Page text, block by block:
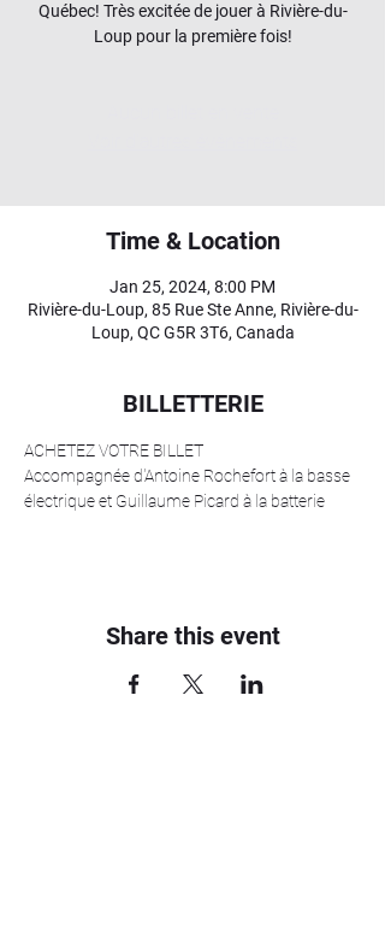
Québec! Très excitée de jouer à Rivière-du-
Loup pour la première fois!
Time & Location
Jan 25, 2024, 8:00 PM
Rivière-du-Loup, 85 Rue Ste Anne, Rivière-du-
Loup, QC G5R 3T6, Canada
BILLETTERIE
ACHETEZ VOTRE BILLET
Accompagnée d'Antoine Rochefort à la basse
électrique et Guillaume Picard à la batterie
Share this event